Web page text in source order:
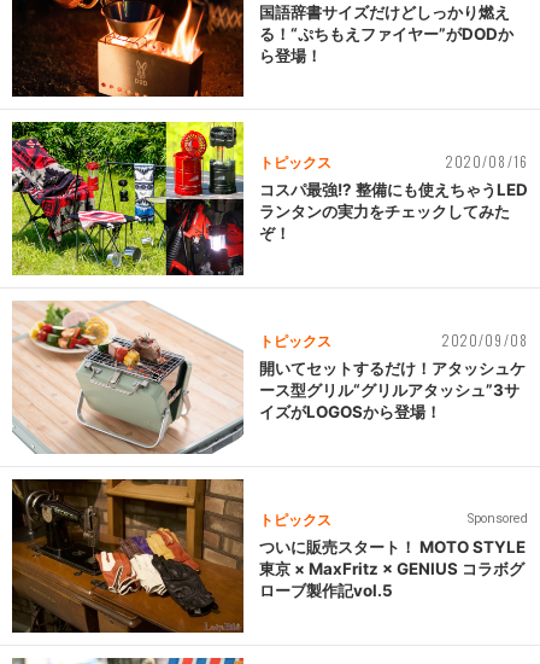
国語辞書サイズだけどしっかり燃え
る！“ぷちもえファイヤー”がDODか
ら登場！
トピックス 2020/08/16
コスパ最強!? 整備にも使えちゃうLED
ランタンの実力をチェックしてみた
ぞ！
トピックス 2020/09/08
開いてセットするだけ！アタッシュケ
ース型グリル“グリルアタッシュ”3サ
イズがLOGOSから登場！
トピックス Sponsored
ついに販売スタート！ MOTO STYLE
東京 × MaxFritz × GENIUS コラボグ
ローブ製作記vol.5